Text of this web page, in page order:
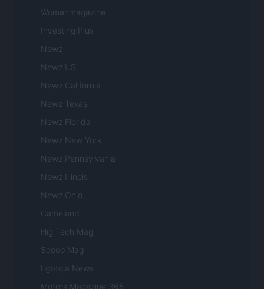
Womanmagazine
Investing Plus
Newz
Newz US
Newz California
Newz Texas
Newz Florida
Newz New York
Newz Pennsylvania
Newz Illinois
Newz Ohio
Gameland
Hig Tech Mag
Scoop Mag
Lgbtqia News
Motors Magazine 365